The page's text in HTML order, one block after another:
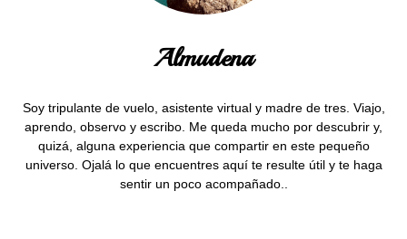
Almudena
Soy tripulante de vuelo, asistente virtual y madre de tres. Viajo,
aprendo, observo y escribo. Me queda mucho por descubrir y,
quizá, alguna experiencia que compartir en este pequeño
universo. Ojalá lo que encuentres aquí te resulte útil y te haga
sentir un poco acompañado..